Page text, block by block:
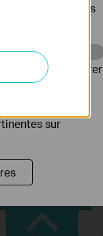
être désactivés
pour améliorer
publicitaires
sur